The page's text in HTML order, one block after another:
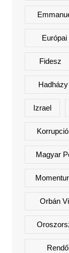
Fidesz
Izrael
Korrupció
Magyar
Orbán